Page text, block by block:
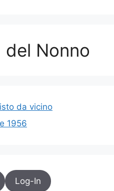
Nonno
da vicino
1956
Log-In